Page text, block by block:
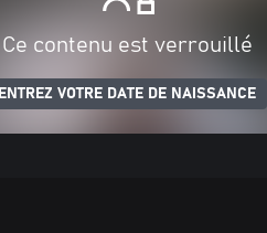
Ce contenu est verrouillé
ENTREZ VOTRE DATE DE NAISSANCE